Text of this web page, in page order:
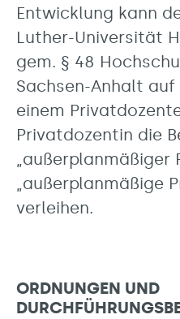
Entwicklung kann
Luther-Universität
gem. § 48
Sachsen-Anhalt
einem
Privatdozentin die
„außerplanmäßiger
„außerplanmäßige
verleihen.
ORDNUNGEN UND